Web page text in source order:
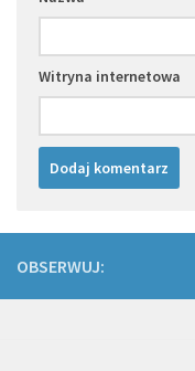
Witryna internetowa
OBSERWUJ: